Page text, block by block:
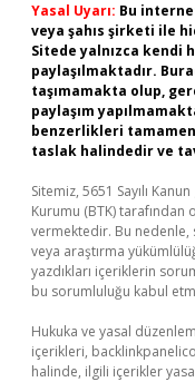
Yasal Uyarı: Bu
veya şahıs şirketi ile
Sitede yalnızca kendi
paylaşılmaktadır.
taşımamakta olup,
paylaşım
benzerlikleri
taslak halindedir ve
Sitemiz, 5651 Sayılı
Kurumu (BTK) tarafından
vermektedir. Bu
veya araştırma
yazdıkları içeriklerin
bu sorumluluğu kabul
Hukuka ve yasal
içerikleri,
halinde, ilgili içerikler